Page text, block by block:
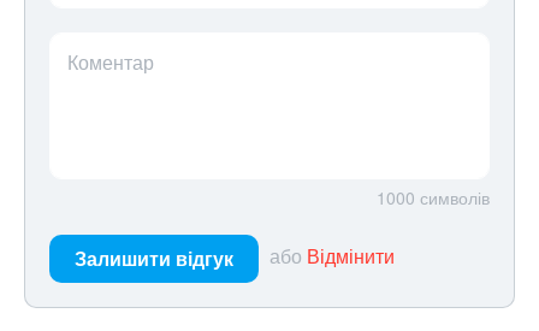
Коментар
1000 символів
Залишити відгук або Відмінити